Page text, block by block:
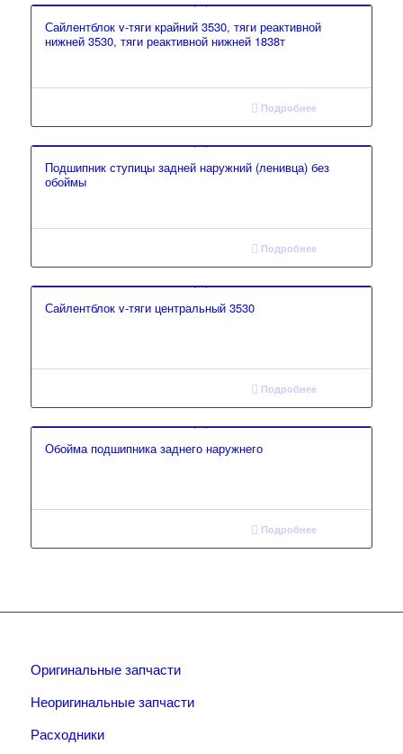
Сайлентблок v-тяги крайний 3530, тяги реактивной
нижней 3530, тяги реактивной нижней 1838т
Подробнее
Подшипник ступицы задней наружний (ленивца) без
обоймы
Подробнее
Сайлентблок v-тяги центральный 3530
Подробнее
Обойма подшипника заднего наружнего
Подробнее
Оригинальные запчасти
Неоригинальные запчасти
Расходники